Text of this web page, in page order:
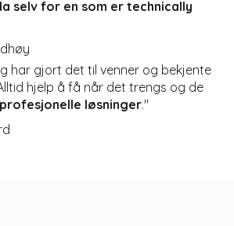
selv for en som er technically
har gjort det til venner og bekjente
hjelp å få når det trengs og de
løsninger."